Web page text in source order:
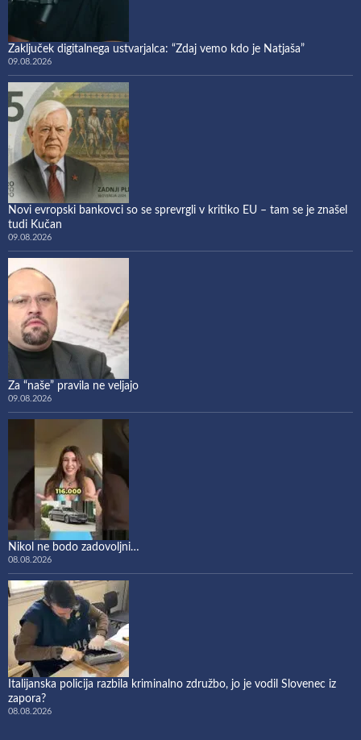
Zaključek digitalnega ustvarjalca: “Zdaj vemo kdo je Natjaša”
09.08.2026
Novi evropski bankovci so se sprevrgli v kritiko EU – tam se je znašel
tudi Kučan
09.08.2026
Za “naše” pravila ne veljajo
09.08.2026
Nikol ne bodo zadovoljni…
08.08.2026
Italijanska policija razbila kriminalno združbo, jo je vodil Slovenec iz
zapora?
08.08.2026